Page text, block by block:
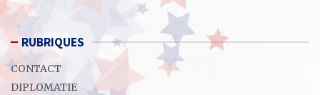
RUBRIQUES
CONTACT
DIPLOMATIE